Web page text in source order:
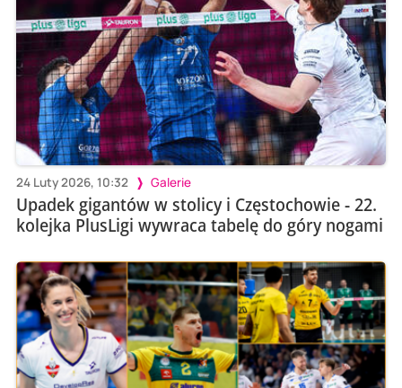
24 Luty 2026, 10:32 Galerie
Upadek gigantów w stolicy i Częstochowie - 22.
kolejka PlusLigi wywraca tabelę do góry nogami